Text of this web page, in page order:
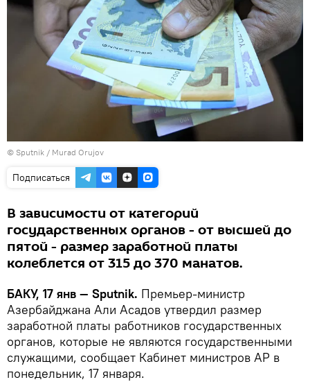
© Sputnik / Murad Orujov
Подписаться
В зависимости от категорий
государственных органов - от высшей до
пятой - размер заработной платы
колеблется от 315 до 370 манатов.
БАКУ, 17 янв — Sputnik. Премьер-министр
Азербайджана Али Асадов утвердил размер
заработной платы работников государственных
органов, которые не являются государственными
служащими, сообщает Кабинет министров АР в
понедельник, 17 января.